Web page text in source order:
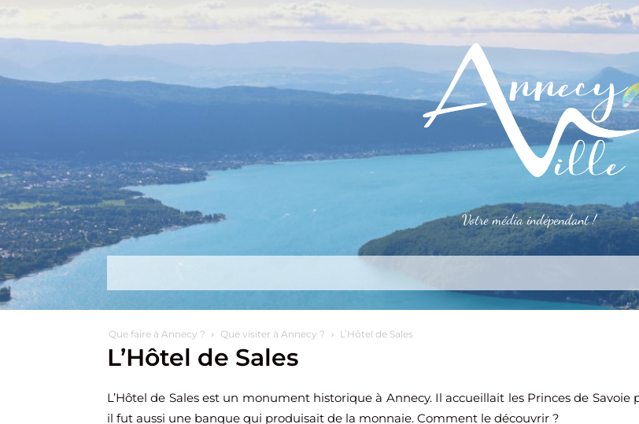
Votre média indépendant !
Que faire à Annecy ? Que visiter à Annecy ? L’Hôtel de Sales
L’Hôtel de Sales
L’Hôtel de Sales est un monument historique à Annecy. Il accueillait les Princes de Savoie
il fut aussi une banque qui produisait de la monnaie. Comment le découvrir ?